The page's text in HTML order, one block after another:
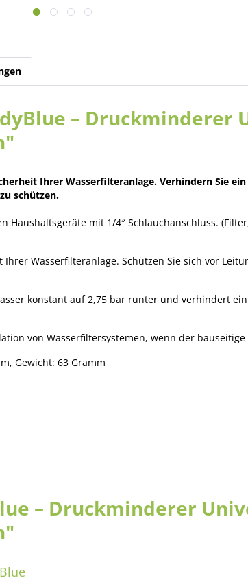
– Druckminderer
Ihrer Wasserfilteranlage. Verhindern Sie
schützen.
Haushaltsgeräte mit 1/4″ Schlauchanschluss.
Wasserfilteranlage. Schützen Sie sich vor
konstant auf 2,75 bar runter und verhindert
von Wasserfiltersystemen, wenn der
Gewicht: 63 Gramm
– Druckminderer